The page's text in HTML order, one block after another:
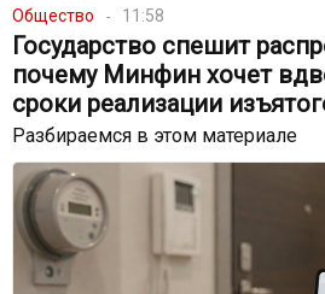
Общество 11:58
Государство спешит
почему Минфин хочет
сроки реализации
Разбираемся в этом материале